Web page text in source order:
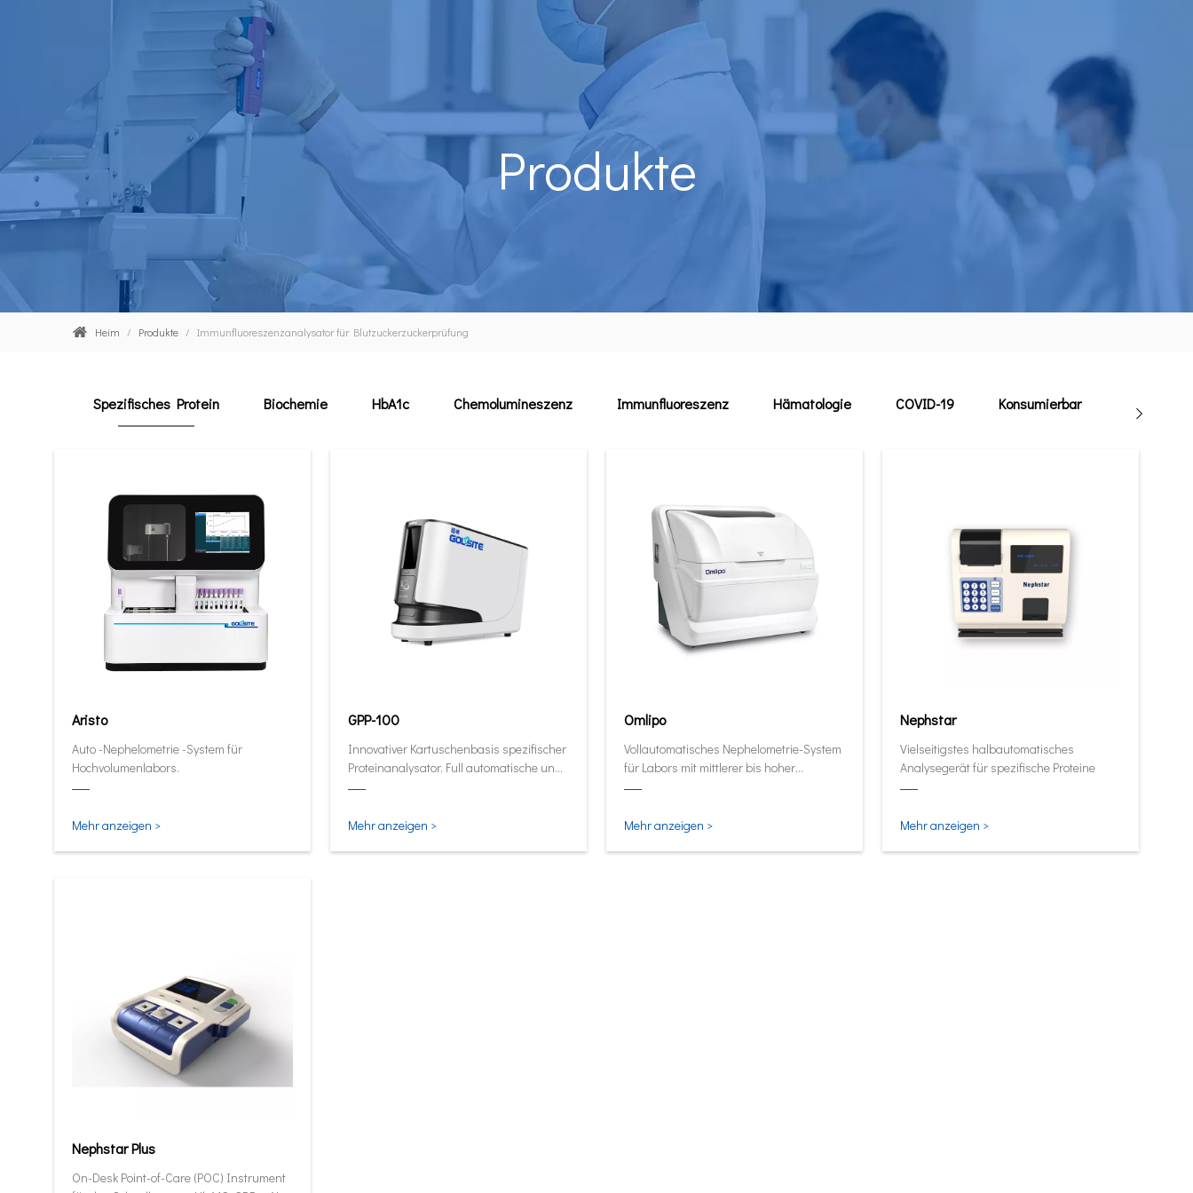
Produkte
Heim / Produkte / Immunfluoreszenzanalysator für Blutzuckerzuckerprüfung
Spezifisches Protein Biochemie HbA1c Chemolumineszenz Immunfluoreszenz Hämatologie COVID-19 Konsumierbar
Aristo
Auto -Nephelometrie -System für
Hochvolumenlabors.
Mehr anzeigen >
GPP-100
Innovativer Kartuschenbasis spezifischer
Proteinanalysator. Full automatische und
quantitative Analysator in seiner kleinsten
Mehr anzeigen >
Omlipo
Vollautomatisches Nephelometrie-System
für Labors mit mittlerer bis hoher
Volumendurchsatz.
Mehr anzeigen >
Nephstar
Vielseitigstes halbautomatisches
Analysegerät für spezifische Proteine
Mehr anzeigen >
Nephstar Plus
On-Desk Point-of-Care (POC) Instrument